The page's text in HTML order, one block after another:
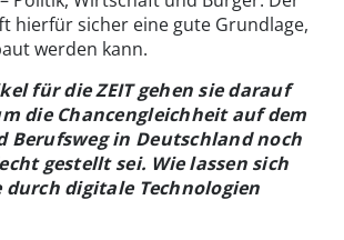
hierfür sicher eine gute Grundlage,
werden kann.
für die ZEIT gehen sie darauf
die Chancengleichheit auf dem
Berufsweg in Deutschland noch
gestellt sei. Wie lassen sich
durch digitale Technologien